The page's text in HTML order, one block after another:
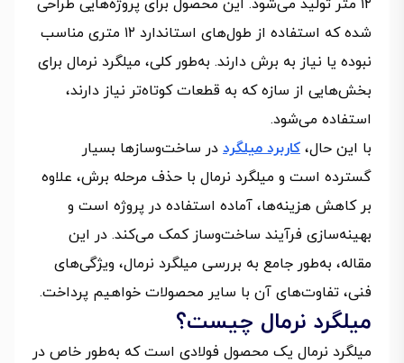
۱۲ متر تولید می‌شود. این محصول برای پروژه‌هایی طراحی
شده که استفاده از طول‌های استاندارد ۱۲ متری مناسب
نبوده یا نیاز به برش دارند. به‌طور کلی، میلگرد نرمال برای
بخش‌هایی از سازه که به قطعات کوتاه‌تر نیاز دارند،
استفاده می‌شود.
با این حال، کاربرد میلگرد در ساخت‌وسازها بسیار
گسترده است و میلگرد نرمال با حذف مرحله برش، علاوه
بر کاهش هزینه‌ها، آماده استفاده در پروژه است و
بهینه‌سازی فرآیند ساخت‌وساز کمک می‌کند. در این
مقاله، به‌طور جامع به بررسی میلگرد نرمال، ویژگی‌های
فنی، تفاوت‌های آن با سایر محصولات خواهیم پرداخت.
میلگرد نرمال چیست؟
میلگرد نرمال یک محصول فولادی است که به‌طور خاص در